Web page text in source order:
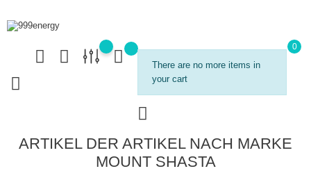
There are no more items in
your cart
0
ARTIKEL DER ARTIKEL NACH MARKE
MOUNT SHASTA